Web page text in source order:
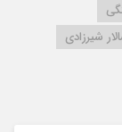
شیرزادی